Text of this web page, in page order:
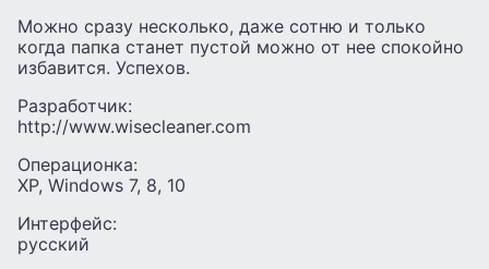
Можно сразу несколько, даже сотню и только
когда папка станет пустой можно от нее спокойно
избавится. Успехов.
Разработчик:
http://www.wisecleaner.com
Операционка:
XP, Windows 7, 8, 10
Интерфейс:
русский